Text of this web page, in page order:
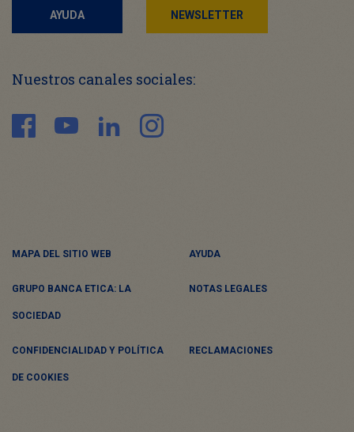
AYUDA NEWSLETTER
Nuestros canales sociales:
MAPA DEL SITIO WEB AYUDA
GRUPO BANCA ETICA: LA
SOCIEDAD
NOTAS LEGALES
CONFIDENCIALIDAD Y POLÍTICA
DE COOKIES
RECLAMACIONES